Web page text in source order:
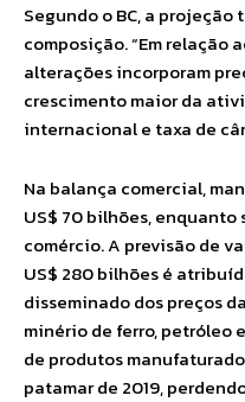
Segundo o BC, a
composição. “Em relação
alterações incorporam
crescimento maior da
internacional e taxa de
Na balança comercial,
US$ 70 bilhões, enquanto
comércio. A previsão de
US$ 280 bilhões é
disseminado dos preços
minério de ferro, petróleo
de produtos
patamar de 2019,